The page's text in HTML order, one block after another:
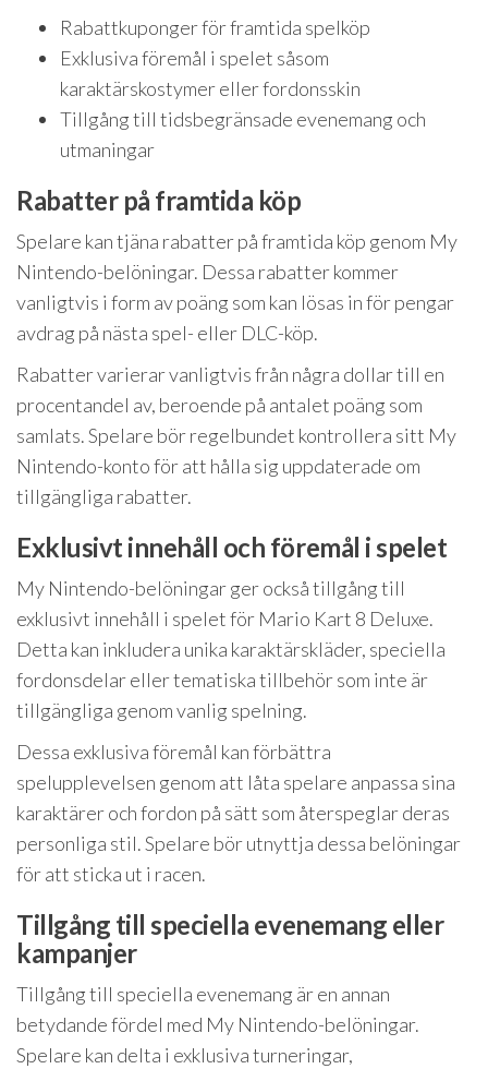
Rabattkuponger för framtida spelköp
Exklusiva föremål i spelet såsom
karaktärskostymer eller fordonsskin
Tillgång till tidsbegränsade evenemang och
utmaningar
Rabatter på framtida köp
Spelare kan tjäna rabatter på framtida köp genom My
Nintendo-belöningar. Dessa rabatter kommer
vanligtvis i form av poäng som kan lösas in för pengar
avdrag på nästa spel- eller DLC-köp.
Rabatter varierar vanligtvis från några dollar till en
procentandel av, beroende på antalet poäng som
samlats. Spelare bör regelbundet kontrollera sitt My
Nintendo-konto för att hålla sig uppdaterade om
tillgängliga rabatter.
Exklusivt innehåll och föremål i spelet
My Nintendo-belöningar ger också tillgång till
exklusivt innehåll i spelet för Mario Kart 8 Deluxe.
Detta kan inkludera unika karaktärskläder, speciella
fordonsdelar eller tematiska tillbehör som inte är
tillgängliga genom vanlig spelning.
Dessa exklusiva föremål kan förbättra
spelupplevelsen genom att låta spelare anpassa sina
karaktärer och fordon på sätt som återspeglar deras
personliga stil. Spelare bör utnyttja dessa belöningar
för att sticka ut i racen.
Tillgång till speciella evenemang eller
kampanjer
Tillgång till speciella evenemang är en annan
betydande fördel med My Nintendo-belöningar.
Spelare kan delta i exklusiva turneringar,